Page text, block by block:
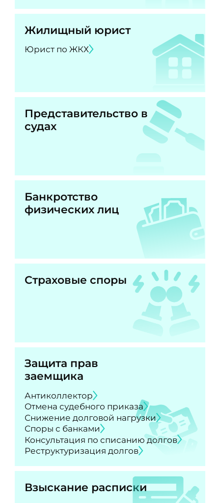
Жилищный юрист
Юрист по ЖКХ
Представительство в
судах
Банкротство
физических лиц
Страховые споры
Защита прав
заемщика
Антиколлектор
Отмена судебного приказа
Снижение долговой нагрузки
Споры с банками
Консультация по списанию долгов
Реструктуризация долгов
Взыскание расписки